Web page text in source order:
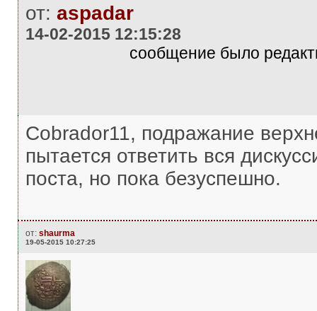
от: aspadar
14-02-2015 12:15:28
сообщение было
Cobrador11, подражание
пытается ответить вся
поста, но пока безуспешно.
от: shaurma
19-05-2015 10:27:25